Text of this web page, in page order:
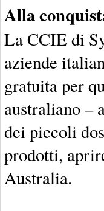
Alla
La CCIE di
aziende
gratuita per
australiano –
dei piccoli
prodotti,
Australia.